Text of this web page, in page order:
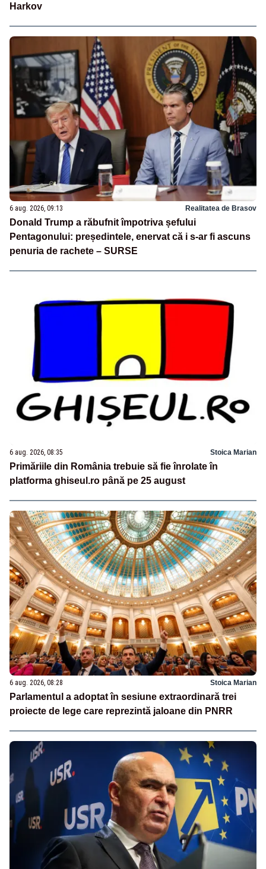
Harkov
6 aug. 2026, 09:13 Realitatea de Brasov
Donald Trump a răbufnit împotriva șefului
Pentagonului: președintele, enervat că i s-ar fi ascuns
penuria de rachete – SURSE
6 aug. 2026, 08:35 Stoica Marian
Primăriile din România trebuie să fie înrolate în
platforma ghiseul.ro până pe 25 august
6 aug. 2026, 08:28 Stoica Marian
Parlamentul a adoptat în sesiune extraordinară trei
proiecte de lege care reprezintă jaloane din PNRR